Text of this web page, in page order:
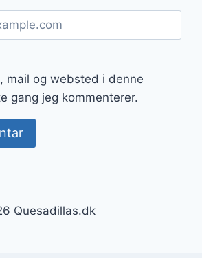
mail og websted i denne
gang jeg kommenterer.
Quesadillas.dk